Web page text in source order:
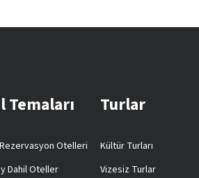
Temaları
Otelleri
Dahil Oteller
Turlar
Kültür Turları
Vizesiz Turlar